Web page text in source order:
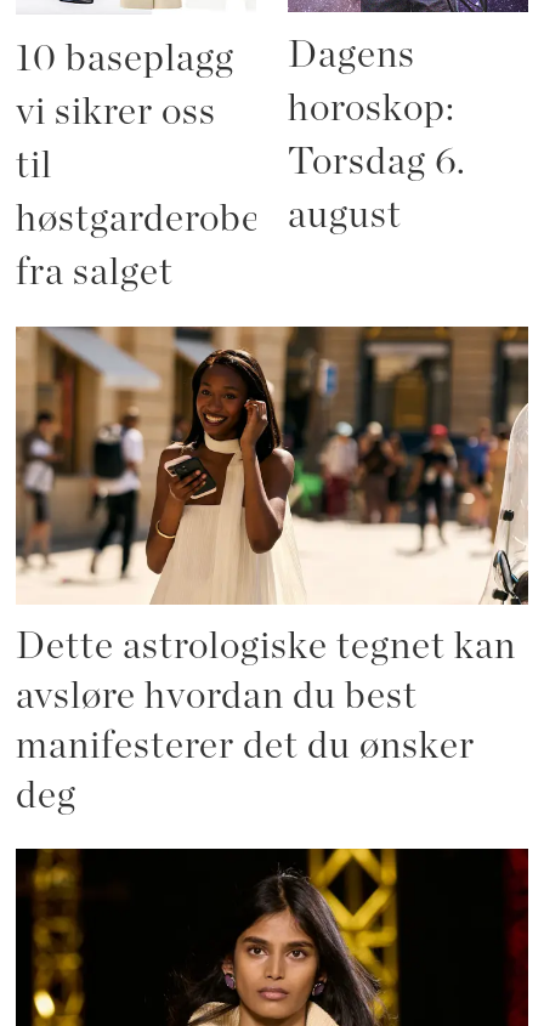
10 baseplagg
vi sikrer oss
til
høstgarderoben
fra salget
Dagens
horoskop:
Torsdag 6.
august
Dette astrologiske tegnet kan
avsløre hvordan du best
manifesterer det du ønsker
deg